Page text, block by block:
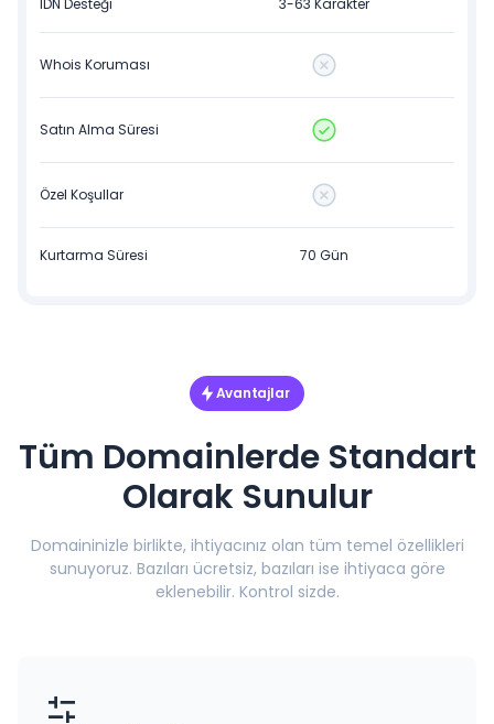
IDN Desteği 3-63 Karakter
Whois Koruması
Satın Alma Süresi
Özel Koşullar
Kurtarma Süresi 70 Gün
Avantajlar
Tüm Domainlerde Standart
Olarak Sunulur
Domaininizle birlikte, ihtiyacınız olan tüm temel özellikleri
sunuyoruz. Bazıları ücretsiz, bazıları ise ihtiyaca göre
eklenebilir. Kontrol sizde.